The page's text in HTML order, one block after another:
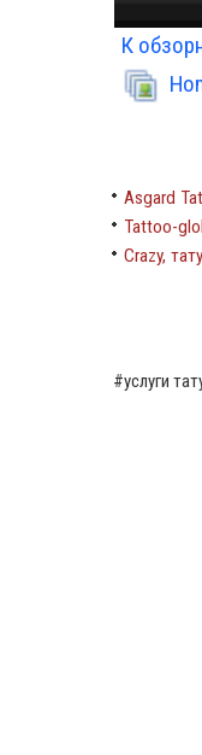
К
Asgard
Tattoo-
Crazy,
#услуги